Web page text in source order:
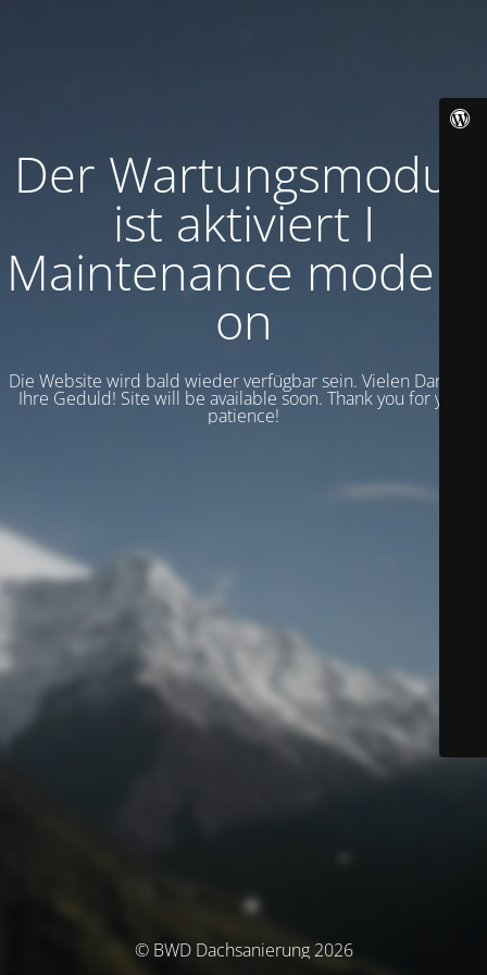
Der Wartungsmodus
ist aktiviert I
Maintenance mode is
on
Die Website wird bald wieder verfügbar sein. Vielen Dank für
Ihre Geduld! Site will be available soon. Thank you for your
patience!
© BWD Dachsanierung 2026